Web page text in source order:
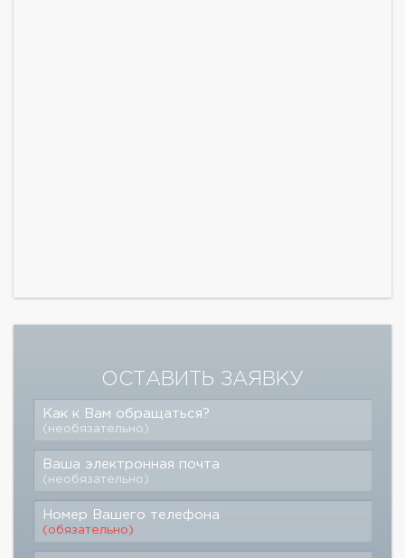
ОСТАВИТЬ ЗАЯВКУ
Как к Вам обращаться?
(необязательно)
Ваша электронная почта
(необязательно)
Номер Вашего телефона
(обязательно)